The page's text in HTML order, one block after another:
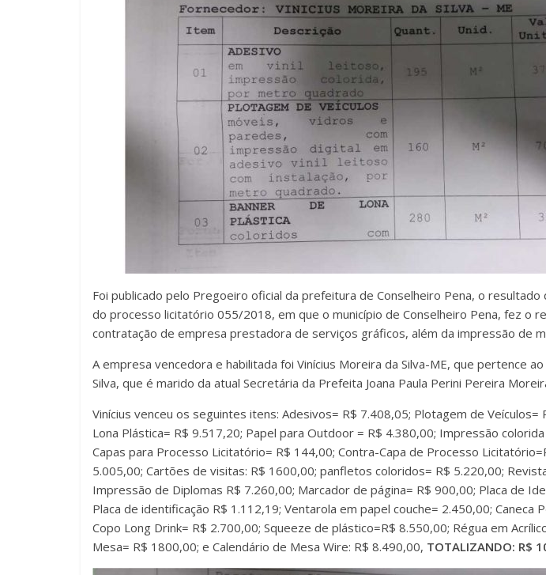
Foi publicado pelo Pregoeiro oficial da prefeitura de Conselheiro Pena, o
do processo licitatório 055/2018, em que o município de Conselheiro Pena, fez o
contratação de empresa prestadora de serviços gráficos, além da impressão de
A empresa vencedora e habilitada foi Vinícius Moreira da Silva-ME, que pertence
Silva, que é marido da atual Secretária da Prefeita Joana Paula Perini Pereira
Vinícius venceu os seguintes itens: Adesivos= R$ 7.408,05; Plotagem de Veículos=
Lona Plástica= R$ 9.517,20; Papel para Outdoor = R$ 4.380,00; Impressão
Capas para Processo Licitatório= R$ 144,00; Contra-Capa de Processo
5.005,00; Cartões de visitas: R$ 1600,00; panfletos coloridos= R$ 5.220,00;
Impressão de Diplomas R$ 7.260,00; Marcador de página= R$ 900,00; Placa de
Placa de identificação R$ 1.112,19; Ventarola em papel couche= 2.450,00; Caneca
Copo Long Drink= R$ 2.700,00; Squeeze de plástico=R$ 8.550,00; Régua em
Mesa= R$ 1800,00; e Calendário de Mesa Wire: R$ 8.490,00, TOTALIZANDO: R$